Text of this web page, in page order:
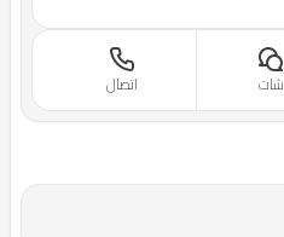
اتصال شات